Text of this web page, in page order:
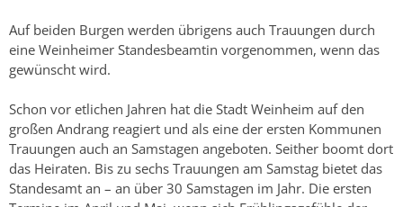
Auf beiden Burgen werden übrigens auch Trauungen durch
eine Weinheimer Standesbeamtin vorgenommen, wenn das
gewünscht wird.
Schon vor etlichen Jahren hat die Stadt Weinheim auf den
großen Andrang reagiert und als eine der ersten Kommunen
Trauungen auch an Samstagen angeboten. Seither boomt dort
das Heiraten. Bis zu sechs Trauungen am Samstag bietet das
Standesamt an – an über 30 Samstagen im Jahr. Die ersten